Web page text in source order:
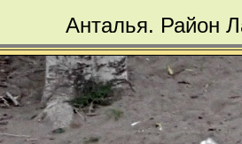
Анталья. Район